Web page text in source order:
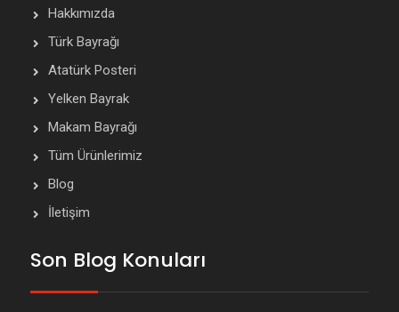
Hakkımızda
Türk Bayrağı
Atatürk Posteri
Yelken Bayrak
Makam Bayrağı
Tüm Ürünlerimiz
Blog
İletişim
Son Blog Konuları